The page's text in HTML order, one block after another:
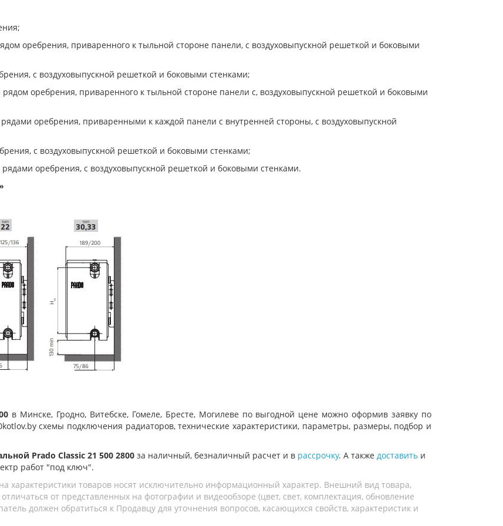
оребрения, приваренного к тыльной стороне панели, с воздуховыпускной решеткой и боковыми
с воздуховыпускной решеткой и боковыми стенками;
оребрения, приваренного к тыльной стороне панели с, воздуховыпускной решеткой и боковыми
оребрения, приваренными к каждой панели с внутренней стороны, с воздуховыпускной
с воздуховыпускной решеткой и боковыми стенками;
оребрения, с воздуховыпускной решеткой и боковыми стенками.
в Минске, Гродно, Витебске, Гомеле, Бресте, Могилеве по выгодной цене можно оформив заявку по
схемы подключения радиаторов, технические характеристики, параметры, размеры, подбор и
Prado Classic 21 500 2800 за наличный, безналичный расчет и в рассрочку. А также доставить и
работ "под ключ".
характеристики товаров носят исключительно информационный характер. Внешний вид товара,
от представленных на фотографии и видеообзоре (цвет, свет, комплектация, обновление
должен обратиться к Продавцу для уточнения вопросов, касающихся свойств, характеристик и